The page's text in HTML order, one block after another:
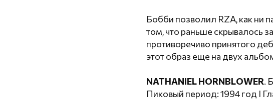
Бобби позволил RZA, как ни
том, что раньше скрывалось
противоречиво принятого
этот образ еще на двух
NATHANIEL HORNBLOWER.
Пиковый период: 1994 год I